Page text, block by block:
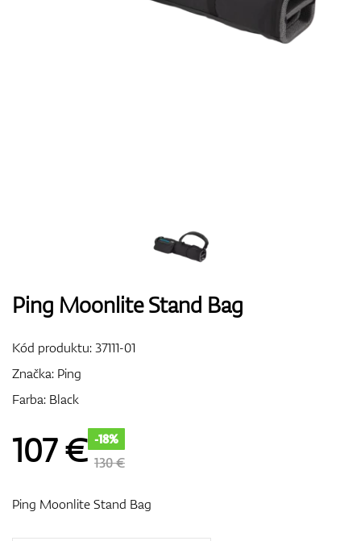
Bagy
Ping Moonlite Stand Bag
Kód produktu:37111-01
Značka: Ping
Farba: Black
107€ -18%
130 €
Ping Moonlite Stand Bag